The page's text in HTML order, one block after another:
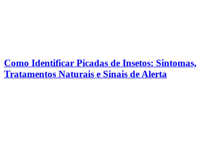
Como Identificar Picadas de Insetos: Sintomas,
Tratamentos Naturais e Sinais de Alerta